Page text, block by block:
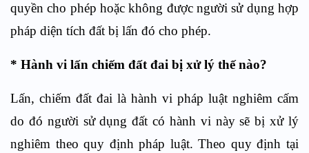
quyền cho phép hoặc không được người sử dụng hợp
pháp diện tích đất bị lấn đó cho phép.
* Hành vi lấn chiếm đất đai bị xử lý thế nào?
Lấn, chiếm đất đai là hành vi pháp luật nghiêm cấm
do đó người sử dụng đất có hành vi này sẽ bị xử lý
nghiêm theo quy định pháp luật. Theo quy định tại